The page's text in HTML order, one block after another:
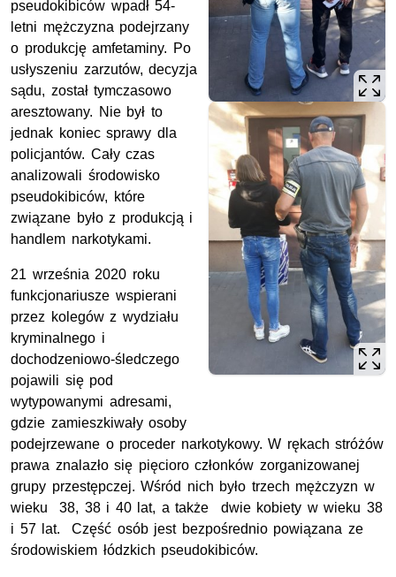
pseudokibiców wpadł 54-
letni mężczyzna podejrzany
o produkcję amfetaminy. Po
usłyszeniu zarzutów, decyzja
sądu, został tymczasowo
aresztowany. Nie był to
jednak koniec sprawy dla
policjantów. Cały czas
analizowali środowisko
pseudokibiców, które
związane było z produkcją i
handlem narkotykami.
21 września 2020 roku
funkcjonariusze wspierani
przez kolegów z wydziału
kryminalnego i
dochodzeniowo-śledczego
pojawili się pod
wytypowanymi adresami,
gdzie zamieszkiwały osoby
podejrzewane o proceder narkotykowy. W rękach stróżów
prawa znalazło się pięcioro członków zorganizowanej
grupy przestępczej. Wśród nich było trzech mężczyzn w
wieku 38, 38 i 40 lat, a także dwie kobiety w wieku 38
i 57 lat. Część osób jest bezpośrednio powiązana ze
środowiskiem łódzkich pseudokibiców.